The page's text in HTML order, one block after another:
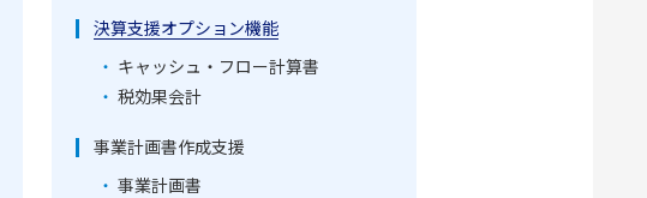
決算支援オプション機能
キャッシュ・フロー計算書
税効果会計
事業計画書作成支援
事業計画書